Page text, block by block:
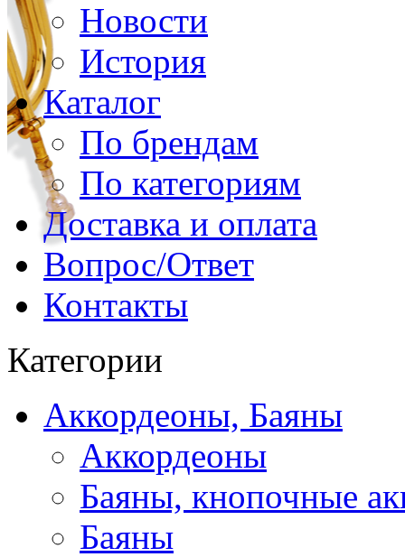
Новости
История
Каталог
По брендам
По категориям
Доставка и оплата
Вопрос/Ответ
Контакты
Категории
Аккордеоны, Баяны
Аккордеоны
Баяны, кнопочные
Баяны